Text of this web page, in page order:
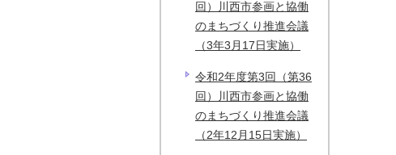
回）川西市参画と協働
のまちづくり推進会議
（3年3月17日実施）
令和2年度第3回（第36
回）川西市参画と協働
のまちづくり推進会議
（2年12月15日実施）